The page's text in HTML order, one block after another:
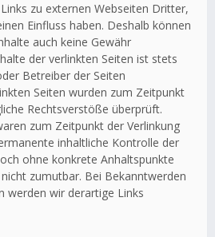
zu externen Webseiten Dritter,
Einfluss haben. Deshalb können
auch keine Gewähr
der verlinkten Seiten ist stets
Betreiber der Seiten
Seiten wurden zum Zeitpunkt
Rechtsverstöße überprüft.
zum Zeitpunkt der Verlinkung
inhaltliche Kontrolle der
ohne konkrete Anhaltspunkte
zumutbar. Bei Bekanntwerden
werden wir derartige Links